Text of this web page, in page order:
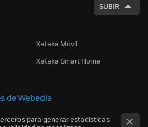
SUBIR
Xataka Móvil
Xataka Smart Home
de Webedia
para generar estadísticas